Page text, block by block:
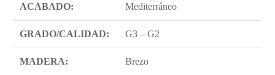
ACABADO: Mediterráneo
GRADO/CALIDAD: G3 – G2
MADERA: Brezo